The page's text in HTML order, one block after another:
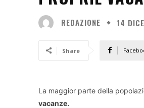
REDAZIONE 14
Share
La maggior parte della
vacanze.